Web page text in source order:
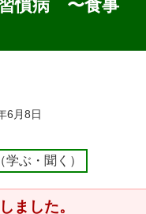
慣病 〜食事
6月8日
ぶ・聞く）
ました。